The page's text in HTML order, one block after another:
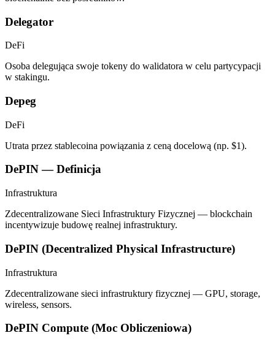
Delegator
DeFi
Osoba delegująca swoje tokeny do walidatora w celu partycypacji
w stakingu.
Depeg
DeFi
Utrata przez stablecoina powiązania z ceną docelową (np. $1).
DePIN — Definicja
Infrastruktura
Zdecentralizowane Sieci Infrastruktury Fizycznej — blockchain
incentywizuje budowę realnej infrastruktury.
DePIN (Decentralized Physical Infrastructure)
Infrastruktura
Zdecentralizowane sieci infrastruktury fizycznej — GPU, storage,
wireless, sensors.
DePIN Compute (Moc Obliczeniowa)